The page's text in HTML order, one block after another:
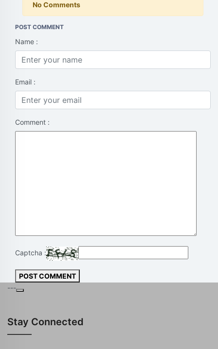
No Comments
POST COMMENT
Name :
Email :
Comment :
Captcha :
POST COMMENT
---
Stay Connected